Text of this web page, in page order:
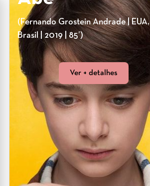
(Fernando Grostein Andrade | EUA,
Brasil | 2019 | 85’)
Ver + detalhes